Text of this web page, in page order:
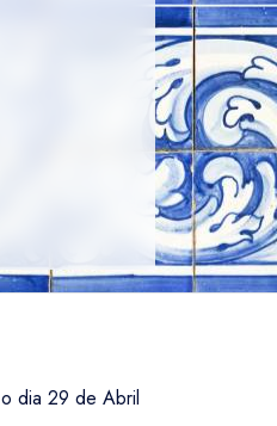
dia 29 de Abril